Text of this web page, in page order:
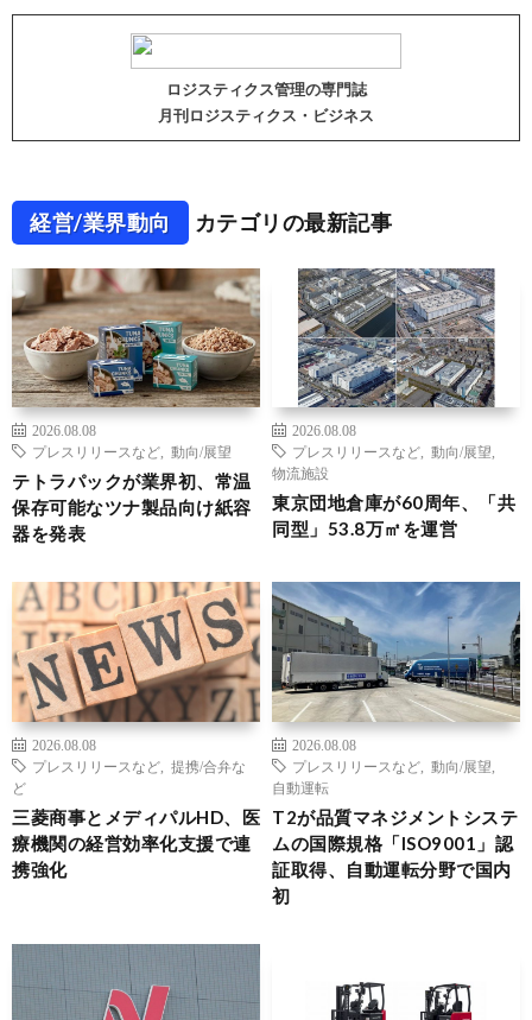
ロジスティクス管理の専門誌
月刊ロジスティクス・ビジネス
経営/業界動向 カテゴリの最新記事
2026.08.08
プレスリリースなど
動向/展望
テトラパックが業界初、常温
保存可能なツナ製品向け紙容
器を発表
2026.08.08
プレスリリースなど
動向/展望
物流施設
東京団地倉庫が60周年、「共
同型」53.8万㎡を運営
2026.08.08
プレスリリースなど
提携/合弁な
ど
三菱商事とメディパルHD、医
療機関の経営効率化支援で連
携強化
2026.08.08
プレスリリースなど
動向/展望
自動運転
T2が品質マネジメントシステ
ムの国際規格「ISO9001」認
証取得、自動運転分野で国内
初